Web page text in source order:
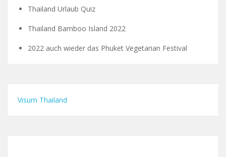
Thailand Urlaub Quiz
Thailand Bamboo Island 2022
2022 auch wieder das Phuket Vegetarian Festival
Visum Thailand